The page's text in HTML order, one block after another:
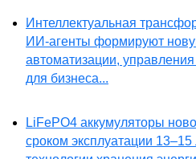
Интеллектуальная
ИИ-агенты формируют
автоматизации,
для бизнеса...
LiFePO4 аккумуляторы
сроком эксплуатации